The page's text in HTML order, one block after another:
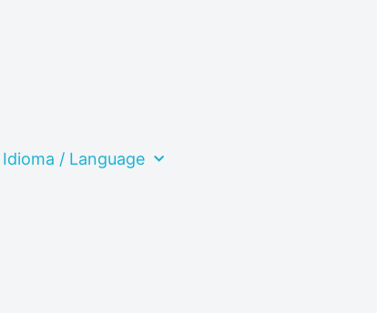
Idioma / Language